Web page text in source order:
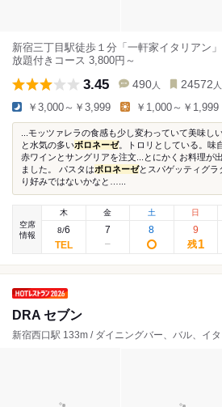
新宿三丁目駅徒歩１分「一軒家イタリアン
放題付きコース 3,800円～
3.45 490 人 24572 人
￥3,000～￥3,999 ￥1,000～￥1,999
...モッツァレラの食感も少し変わっていて美味し
と水気の多いボロネーゼ。トロリとしている。味
赤ワインとサングリアを注文...とにかくお料理が
ました。 パスタはボロネーゼとスパゲッティグラ
り好みではないかなと…...
空席
情報
木
8/6
金
7
土
8
日
9
残1
DRA セブン
新宿西口駅 133m / ダイニングバー、バル、イ